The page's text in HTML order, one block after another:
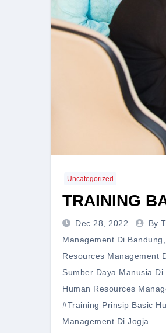
Uncategorized
TRAINING
Dec 28, 2022 By
Management Di Bandung
Resources Management
Sumber Daya Manusia Di
Human Resources
#training Prinsip Basic
Management Di Jogja